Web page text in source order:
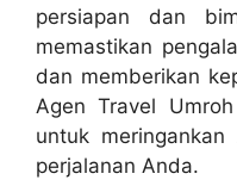
persiapan dan
memastikan
dan memberikan
Agen Travel
untuk
perjalanan Anda.